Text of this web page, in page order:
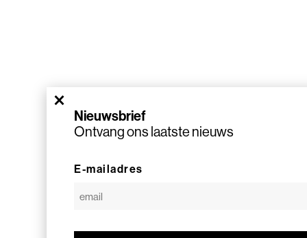
×
Nieuwsbrief
Ontvang ons laatste nieuws
E-mailadres